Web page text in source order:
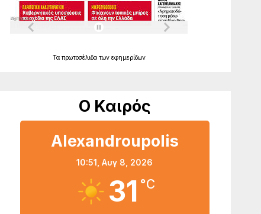
Τα πρωτοσέλιδα των εφημερίδων
Ο Καιρός
Alexandroupolis
10:51,Αυγ 8, 2026
31 °C